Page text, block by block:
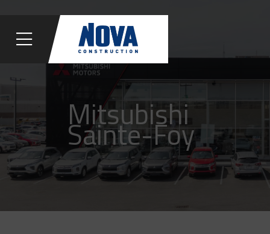
Mitsubishi
Sainte-Foy